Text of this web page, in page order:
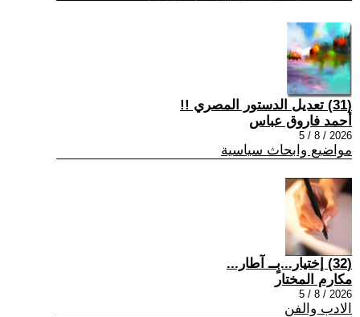
(31) تعديل الدستور المصري !!
أحمد فاروق عباس
2026 / 8 / 5
مواضيع وابحاث سياسية
(32) إختيار...بٍــ آطار...
مكارم المختار
2026 / 8 / 5
الادب والفن